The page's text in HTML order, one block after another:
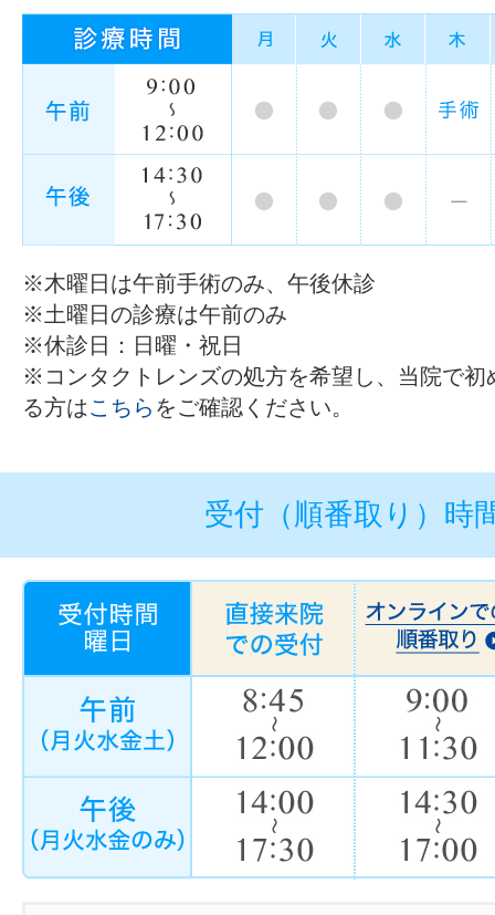
※木曜日は午前手術のみ、午後休診
※土曜日の診療は午前のみ
※休診日：日曜・祝日
※コンタクトレンズの処方を希望し、当院で初
る方はこちら をご確認ください。
受付（順番取り）時